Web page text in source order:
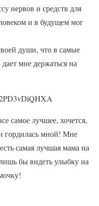
нервов и средств для
и в будущем мог
души, что в самые
мне держаться на
самое лучшее, хочется,
гордилась мной! Мне
самая лучшая мама на
бы видеть улыбку на